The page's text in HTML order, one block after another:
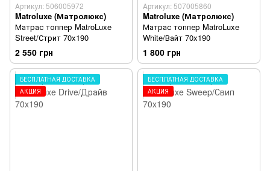
Артикул: 506005972
Matroluxe (Матролюкс)
Матрас топпер MatroLuxe
Street/Стрит 70x190
2 550 грн
Артикул: 507005860
Matroluxe (Матролюкс)
Матрас топпер MatroLuxe
White/Вайт 70x190
1 800 грн
БЕСПЛАТНАЯ ДОСТАВКА
АКЦИЯ
БЕСПЛАТНАЯ ДОСТАВКА
АКЦИЯ